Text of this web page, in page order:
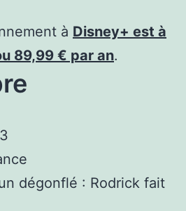
à Disney+ est à
89,99 € par an.
dégonflé : Rodrick fait